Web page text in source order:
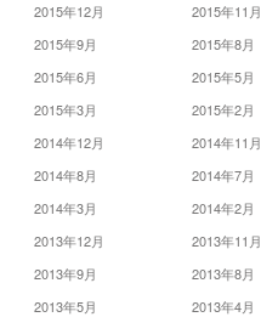
2015年12月
2015年11月
2015年9月
2015年8月
2015年6月
2015年5月
2015年3月
2015年2月
2014年12月
2014年11月
2014年8月
2014年7月
2014年3月
2014年2月
2013年12月
2013年11月
2013年9月
2013年8月
2013年5月
2013年4月